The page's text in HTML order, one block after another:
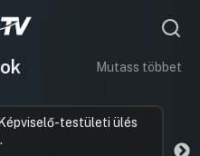
Mutass többet
testületi ülés